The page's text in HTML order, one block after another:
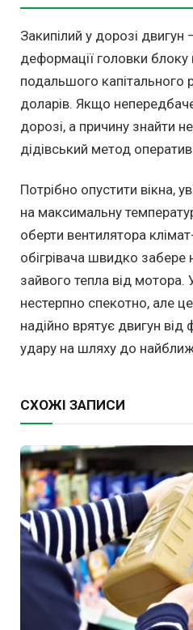
Закипілий у дорозі
деформації головки блоку
подальшого капітального
доларів. Якщо
дорозі, а причину знайти
дідівський метод
Потрібно опустити вікна,
на максимальну
оберти вентилятора
обігрівача швидко забере
зайвого тепла від мотора.
нестерпно спекотно, але
надійно врятує двигун від
удару на шляху до
СХОЖІ ЗАПИСИ